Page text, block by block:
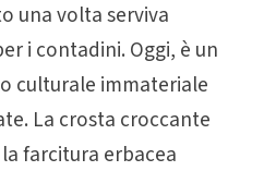
una volta serviva
i contadini. Oggi, è un
culturale immateriale
La crosta croccante
farcitura erbacea